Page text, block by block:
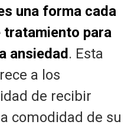
una forma cada
tratamiento para
ansiedad . Esta
a los
de recibir
comodidad de su